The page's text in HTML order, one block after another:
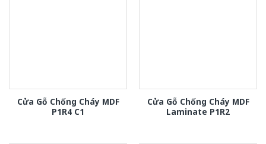
Cửa Gỗ Chống Cháy MDF
P1R4 C1
Cửa Gỗ Chống Cháy MDF
Laminate P1R2